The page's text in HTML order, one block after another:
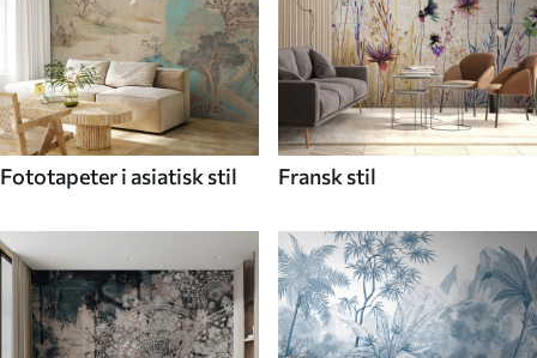
Fototapeter i asiatisk stil Fransk stil